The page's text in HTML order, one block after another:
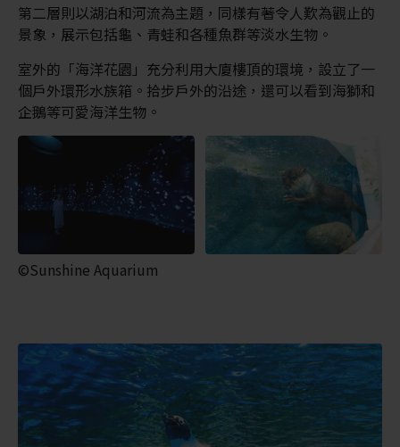
第二層則以湖泊和河流為主題，同樣有著令人歎為觀止的
景象，展示包括龜、青蛙和各種魚群等淡水生物。
室外的「海洋花園」充分利用大廈樓頂的環境，設立了一
個戶外環形水族箱。拾步戶外的沿途，還可以看到海獅和
企鵝等可愛海洋生物。
©Sunshine Aquarium